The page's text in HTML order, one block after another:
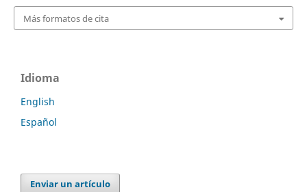
Más formatos de cita
Idioma
English
Español
Enviar un artículo